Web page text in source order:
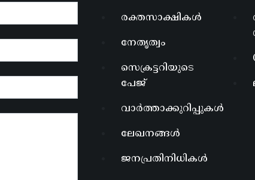
രക്തസാക്ഷികൾ
നേതൃത്വം
സെക്രട്ടറിയുടെ
പേജ്
വാർത്താക്കുറിപ്പുകൾ
ലേഖനങ്ങൾ
ജനപ്രതിനിധികൾ